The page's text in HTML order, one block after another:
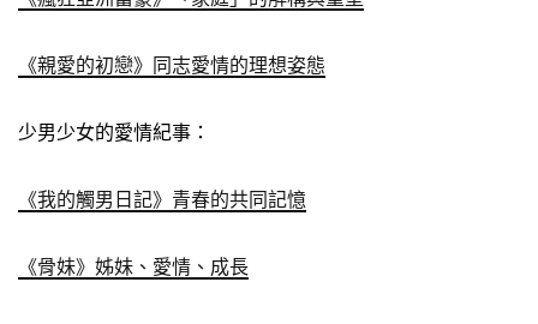
《親愛的初戀》同志愛情的理想姿態
少男少女的愛情紀事：
《我的觸男日記》青春的共同記憶
《骨妹》姊妹、愛情、成長